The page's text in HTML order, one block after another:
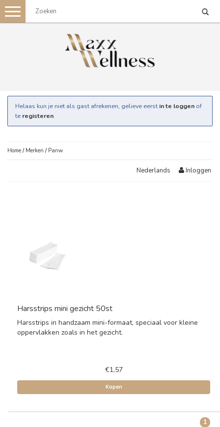
Toggle
navigation
Helaas kun je niet als gast afrekenen, gelieve eerst in te loggen of
te registeren.
Home / Merken / Panw
Nederlands Inloggen
Harsstrips mini gezicht 50st
Harsstrips in handzaam mini-formaat, speciaal voor kleine
oppervlakken zoals in het gezicht.
€1,57
Kopen
1